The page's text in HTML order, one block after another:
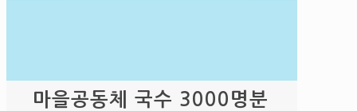
마을공동체 국수 3000명분